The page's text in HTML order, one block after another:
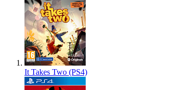
It Takes Two (PS4)